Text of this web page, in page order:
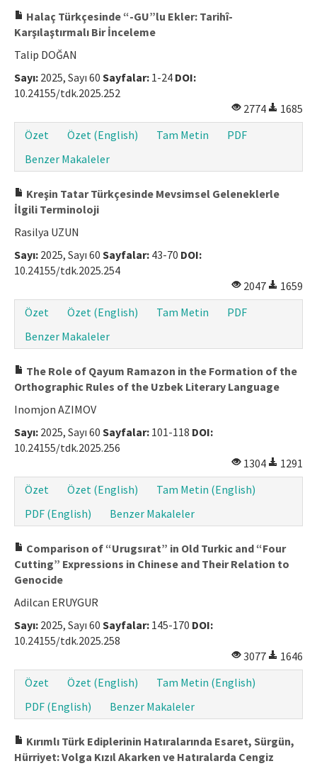
Halaç Türkçesinde “-GU”lu Ekler: Tarihî-
Karşılaştırmalı Bir İnceleme
Talip DOĞAN
Sayı: 2025, Sayı 60 Sayfalar: 1-24 DOI:
10.24155/tdk.2025.252
2774
1685
Özet
Özet (English) Tam Metin
PDF
Benzer Makaleler
Kreşin Tatar Türkçesinde Mevsimsel Geleneklerle
İlgili Terminoloji
Rasilya UZUN
Sayı: 2025, Sayı 60 Sayfalar: 43-70 DOI:
10.24155/tdk.2025.254
2047
1659
Özet
Özet (English) Tam Metin
PDF
Benzer Makaleler
The Role of Qayum Ramazon in the Formation of the
Orthographic Rules of the Uzbek Literary Language
Inomjon AZIMOV
Sayı: 2025, Sayı 60 Sayfalar: 101-118 DOI:
10.24155/tdk.2025.256
1304
1291
Özet
Özet (English)
Tam Metin (English)
PDF (English)
Benzer Makaleler
Comparison of “Urugsırat” in Old Turkic and “Four
Cutting” Expressions in Chinese and Their Relation to
Genocide
Adilcan ERUYGUR
Sayı: 2025, Sayı 60 Sayfalar: 145-170 DOI:
10.24155/tdk.2025.258
3077
1646
Özet
Özet (English)
Tam Metin (English)
PDF (English)
Benzer Makaleler
Kırımlı Türk Ediplerinin Hatıralarında Esaret, Sürgün,
Hürriyet: Volga Kızıl Akarken ve Hatıralarda Cengiz